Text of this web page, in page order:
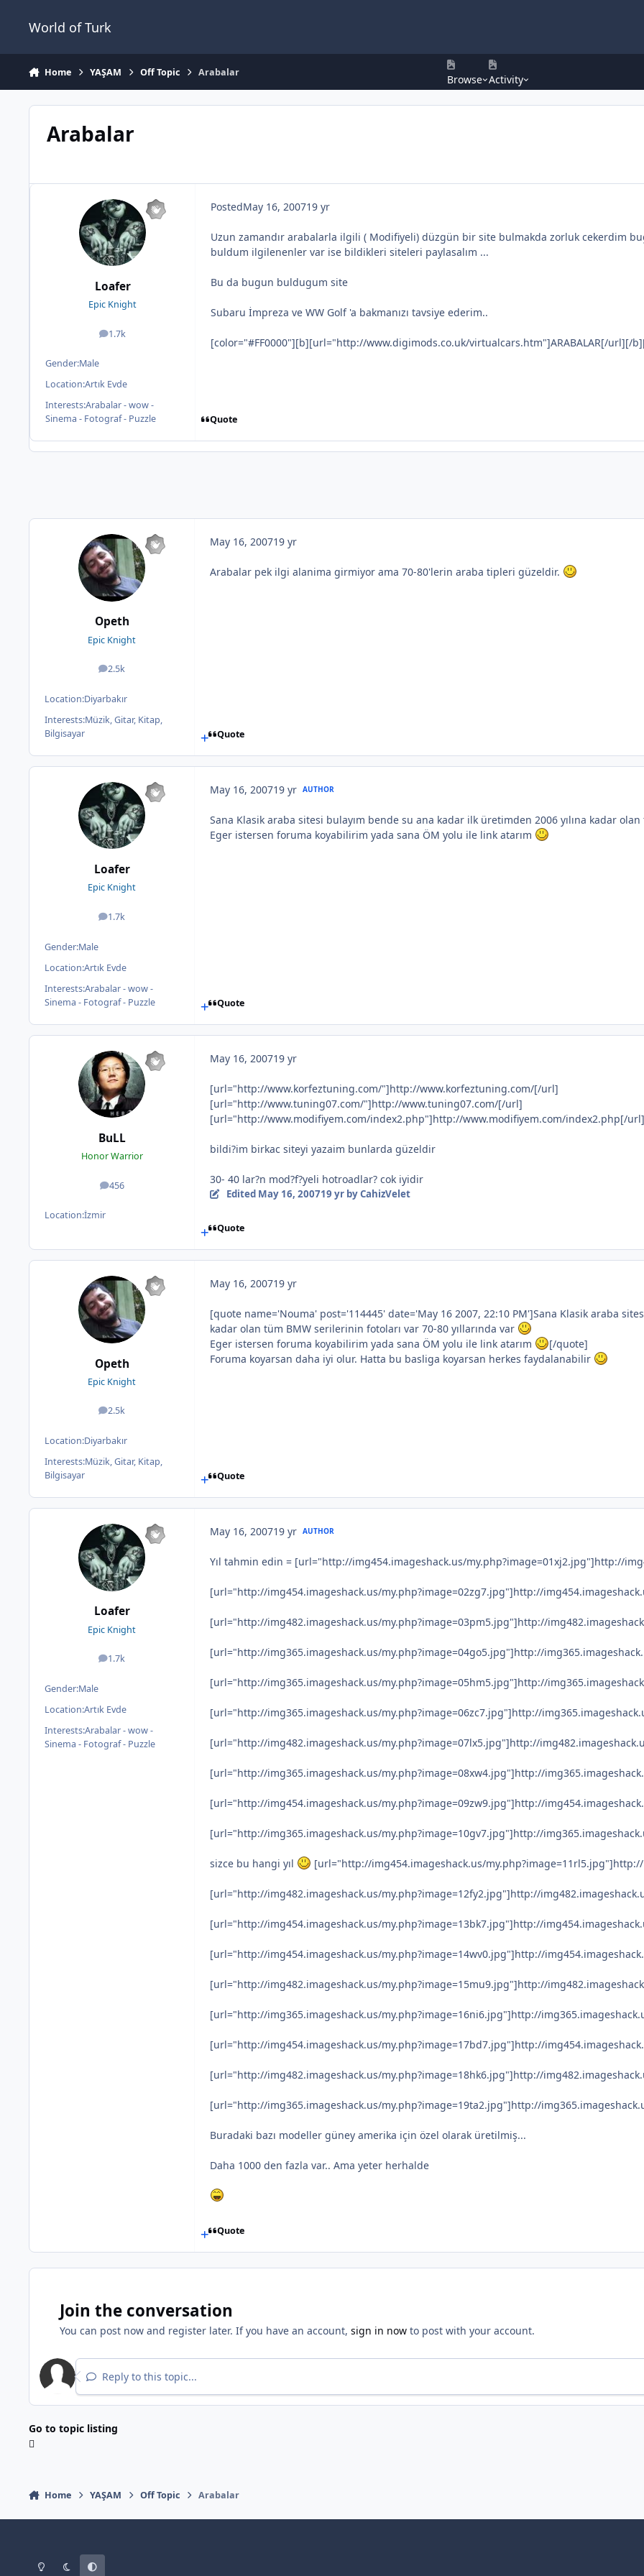
World of Turk
Home YAŞAM Off Topic Arabalar
Browse Activity
Arabalar
Loafer
Epic Knight
1.7k
posts
Gender:Male
Location:Artık Evde
Interests:Arabalar - wow -
Sinema - Fotograf - Puzzle
PostedMay 16, 200719 yr
Uzun zamandır arabalarla ilgili ( Modifiyeli) düzgün bir site bulmakda zorluk cekerdim
buldum ilgilenenler var ise bildikleri siteleri paylasalım ...
Bu da bugun buldugum site
Subaru İmpreza ve WW Golf 'a bakmanızı tavsiye ederim..
[color="#FF0000"][b][url="http://www.digimods.co.uk/virtualcars.htm"]ARABALAR[/url][/
Quote
Opeth
Epic Knight
2.5k
posts
Location:Diyarbakır
Interests:Müzik, Gitar, Kitap,
Bilgisayar
May 16, 200719 yr
Arabalar pek ilgi alanima girmiyor ama 70-80'lerin araba tipleri güzeldir.
Quote
Loafer
Epic Knight
1.7k
posts
Gender:Male
Location:Artık Evde
Interests:Arabalar - wow -
Sinema - Fotograf - Puzzle
May 16, 200719 yr AUTHOR
Sana Klasik araba sitesi bulayım bende su ana kadar ilk üretimden 2006 yılına kadar
Eger istersen foruma koyabilirim yada sana ÖM yolu ile link atarım
Quote
BuLL
Honor Warrior
456
posts
Location:İzmir
May 16, 200719 yr
[url="http://www.korfeztuning.com/"]http://www.korfeztuning.com/[/url]
[url="http://www.tuning07.com/"]http://www.tuning07.com/[/url]
[url="http://www.modifiyem.com/index2.php"]http://www.modifiyem.com/index2.php[/url]
bildi?im birkac siteyi yazaim bunlarda güzeldir
30- 40 lar?n mod?f?yeli hotroadlar? cok iyidir
Edited May 16, 200719 yrby CahizVelet
Quote
Opeth
Epic Knight
2.5k
posts
Location:Diyarbakır
Interests:Müzik, Gitar, Kitap,
Bilgisayar
May 16, 200719 yr
[quote name='Nouma' post='114445' date='May 16 2007, 22:10 PM']Sana Klasik araba
kadar olan tüm BMW serilerinin fotoları var 70-80 yıllarında var
Eger istersen foruma koyabilirim yada sana ÖM yolu ile link atarım
[/quote]
Foruma koyarsan daha iyi olur. Hatta bu basliga koyarsan herkes faydalanabilir
Quote
Loafer
Epic Knight
1.7k
posts
Gender:Male
Location:Artık Evde
Interests:Arabalar - wow -
Sinema - Fotograf - Puzzle
May 16, 200719 yr AUTHOR
Yıl tahmin edin = [url="http://img454.imageshack.us/my.php?image=01xj2.jpg"]http://
[url="http://img454.imageshack.us/my.php?image=02zg7.jpg"]http://
[url="http://img482.imageshack.us/my.php?image=03pm5.jpg"]http://
[url="http://img365.imageshack.us/my.php?image=04go5.jpg"]http://
[url="http://img365.imageshack.us/my.php?image=05hm5.jpg"]http://
[url="http://img365.imageshack.us/my.php?image=06zc7.jpg"]http://
[url="http://img482.imageshack.us/my.php?image=07lx5.jpg"]http://
[url="http://img365.imageshack.us/my.php?image=08xw4.jpg"]http://
[url="http://img454.imageshack.us/my.php?image=09zw9.jpg"]http://
[url="http://img365.imageshack.us/my.php?image=10gv7.jpg"]http://
sizce bu hangi yıl [url="http://img454.imageshack.us/
[url="http://img482.imageshack.us/my.php?image=12fy2.jpg"]http://
[url="http://img454.imageshack.us/my.php?image=13bk7.jpg"]http://
[url="http://img454.imageshack.us/my.php?image=14wv0.jpg"]http://
[url="http://img482.imageshack.us/my.php?image=15mu9.jpg"]http://
[url="http://img365.imageshack.us/my.php?image=16ni6.jpg"]http://
[url="http://img454.imageshack.us/my.php?image=17bd7.jpg"]http://
[url="http://img482.imageshack.us/my.php?image=18hk6.jpg"]http://
[url="http://img365.imageshack.us/my.php?image=19ta2.jpg"]http://
Buradaki bazı modeller güney amerika için özel olarak üretilmiş...
Daha 1000 den fazla var.. Ama yeter herhalde
Quote
Join the conversation
You can post now and register later. If you have an account, sign in now to post with your account.
Reply to this topic...
Go to topic listing
Home YAŞAM Off Topic Arabalar
Light ModeDark ModeSystem Preference